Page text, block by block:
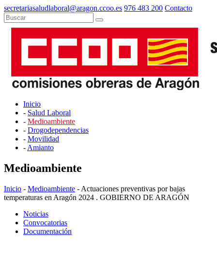
secretariasaludlaboral@aragon.ccoo.es 976 483 200 Contacto
Inicio
- Salud Laboral
- Medioambiente
- Drogodependencias
- Movilidad
- Amianto
Medioambiente
Inicio - Medioambiente - Actuaciones preventivas por bajas
temperaturas en Aragón 2024 . GOBIERNO DE ARAGÓN
Noticias
Convocatorias
Documentación